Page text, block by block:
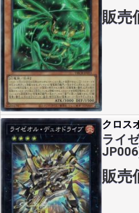
販売
クロス
ライ
販売